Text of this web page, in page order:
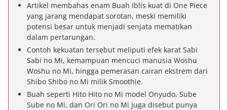
Artikel membahas enam Buah Iblis kuat di One Piece
yang jarang mendapat sorotan, meski memiliki
potensi besar untuk menjadi senjata mematikan
dalam pertarungan.
Contoh kekuatan tersebut meliputi efek karat Sabi
Sabi no Mi, kemampuan mencuci manusia Woshu
Woshu no Mi, hingga pemerasan cairan ekstrem dari
Shibo Shibo no Mi milik Smoothie.
Buah seperti Hito Hito no Mi model Onyudo, Sube
Sube no Mi, dan Ori Ori no Mi juga disebut punya